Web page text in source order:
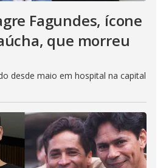
Fagundes, ícone
que morreu
desde maio em hospital na capital